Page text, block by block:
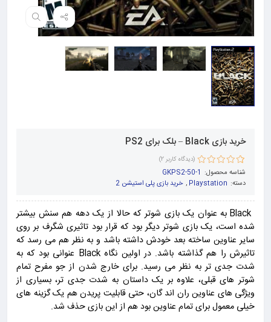
خرید بازی Black – بلک برای PS2
امتیاز5.00از
2
مشتری
(دیدگاه کاربر2
)
شناسه محصول: GKPS2-50-1
دسته: Playstation
, خرید بازی پلی استیشن 2
Black به عنوان یک بازی شوتر که حالا از یک دهه هم سنش بیشتر
شده است، یک بازی شوتر دیگر بود که قرار بود تاثیری شگرف بر روی
سایر عناوین ساخته بعد خودش داشته باشد و به نظر هم می رسد که
تاثیرش را هم گذاشته باشد. در اولین نگاه Black عنوانی بود که به
شدت جدی تر به نظر می رسید. برای خارج شدن از جو مفرح تمام
شوتر های قبلی، علاوه بر یک داستان به شدت جدی تر، بسیاری از
ویژگی های عناوین ران اند گان، حتی قابلیت پریدن هم یک گزینه های
خیلی معمول برای تمام عناوین بود هم از این بازی حذف شد.